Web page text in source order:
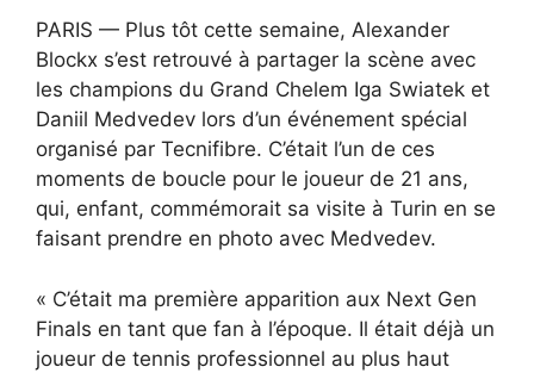
PARIS — Plus tôt cette semaine, Alexander
Blockx s’est retrouvé à partager la scène avec
les champions du Grand Chelem Iga Swiatek et
Daniil Medvedev lors d’un événement spécial
organisé par Tecnifibre. C’était l’un de ces
moments de boucle pour le joueur de 21 ans,
qui, enfant, commémorait sa visite à Turin en se
faisant prendre en photo avec Medvedev.
« C’était ma première apparition aux Next Gen
Finals en tant que fan à l’époque. Il était déjà un
joueur de tennis professionnel au plus haut